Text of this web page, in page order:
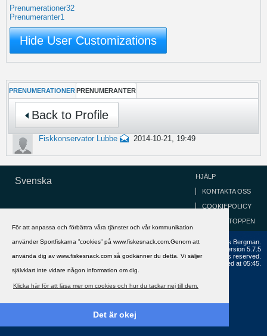
För att anpassa och förbättra våra tjänster och vår kommunikation
använder Sportfiskarna ”cookies” på www.fiskesnack.com.Genom att
använda dig av www.fiskesnack.com så godkänner du detta. Vi säljer
självklart inte vidare någon information om dig.
Klicka här för att läsa mer om cookies och hur du tackar nej till dem.
Det är okej
Prenumerationer32
Prenumeranter1
Hide User Customizations
PRENUMERATIONER PRENUMERANTER
Back to Profile
Fiskkonservator Lubbe 2014-10-21, 19:49
Svenska HJÄLP
KONTAKTA OSS
COOKIEPOLICY
GÅ TILL TOPPEN
Copyright ©2002 - 2021, FiskeSnack.com. Grundad 2002 av Anders Bergman.
Version 5.7.5
Copyright © 2026 MH Sub I, LLC dba vBulletin. All rights reserved.
All times are GMT+1. This page was generated at 05:45.